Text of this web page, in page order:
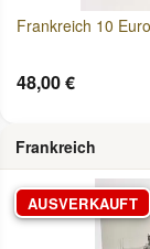
Frankreich 10
48,00 €
Frankreich
AUSVERKAUFT